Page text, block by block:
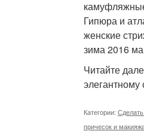
Гипюра и
женские
зима 2016
Читайте
Категории:
причесок и